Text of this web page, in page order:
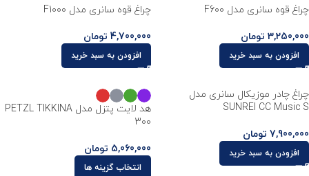
بلک دیاموند و …
در فروشگاه لوازم و تجهیزات کوهنوردی کبود اسپرت بیابید.
چراغ قوه سانری مدل F600
3,250,000 تومان
افزودن به سبد خرید
چراغ قوه سانری مدل F1000
4,700,000 تومان
افزودن به سبد خرید
چراغ چادر موزیکال سانری مدل
SUNREI CC Music S
7,900,000 تومان
افزودن به سبد خرید
هد لایت پتزل مدل PETZL TIKKINA
300
5,060,000 تومان
انتخاب گزینه ها